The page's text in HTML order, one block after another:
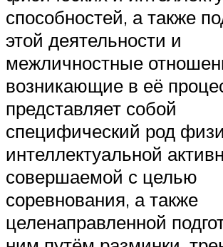
способностей, а также
этой деятельности и
межличностные
возникающие в её
представляет собой
специфический род
интеллектуальной
совершаемой с целью
соревнования, а также
целенаправленной